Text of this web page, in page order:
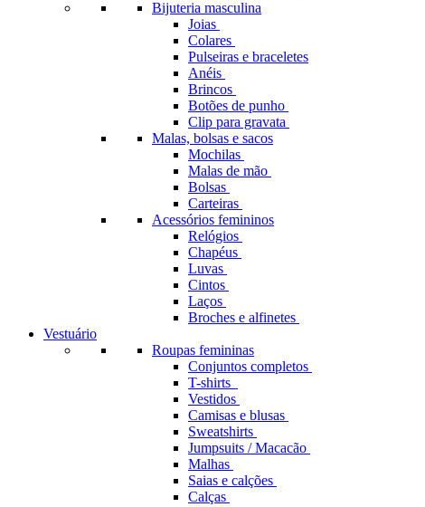
Bijuteria masculina
Joias
Colares
Pulseiras e braceletes
Anéis
Brincos
Botões de punho
Clip para gravata
Malas, bolsas e sacos
Mochilas
Malas de mão
Bolsas
Carteiras
Acessórios femininos
Relógios
Chapéus
Luvas
Cintos
Laços
Broches e alfinetes
Vestuário
Roupas femininas
Conjuntos completos
T-shirts
Vestidos
Camisas e blusas
Sweatshirts
Jumpsuits / Macacão
Malhas
Saias e calções
Calças